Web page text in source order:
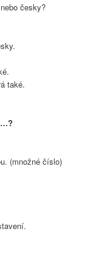
česky?
také.
číslo)